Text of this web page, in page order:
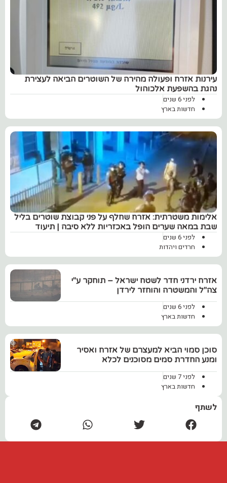
עירנות אזרח ופעולה מהירה של השוטרים הביאה לעצירת
נהגת בהשפעת אלכוהול
לפני 6 שנים
חדשות בארץ
אלימות משטרתית: אזרח שחלף על פני קבוצת שוטרים בליל
שבת במאה שערים הופל באכזריות ללא סיבה | תיעוד
לפני 6 שנים
חרדים ויהדות
‏אזרח ירדני חדר לשטח ישראל – תוחקר ע"י
צה"ל והמשטרה והוחזר לירדן
לפני 6 שנים
חדשות בארץ
סוכן סמוי הביא למעצרם של אזרח ואסיר
ומנע החדרת סמים מסוכנים לכלא
לפני 7 שנים
חדשות בארץ
לשתף